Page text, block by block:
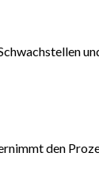
den